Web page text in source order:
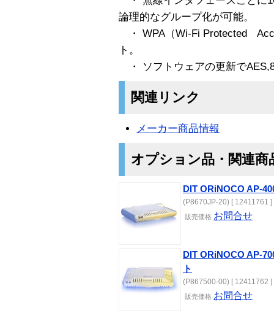
論理的なグループ化が可能。
・ WPA（Wi-Fi Protected
ト。
・ ソフトウェアの更新で
関連リンク
メーカー商品情報
オプション品・関連商
DIT ORiNOCO AP-
(P8670JP-20) [ 12411761 ]
販売価格 お問合せ
DIT ORiNOCO AP-
ト
(P867500-00) [ 12411762 ]
販売価格 お問合せ